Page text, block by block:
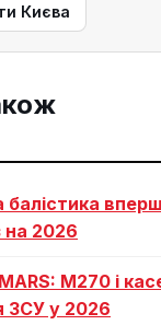
Києва
балістика
на 2026
М270 і
ЗСУ у 2026